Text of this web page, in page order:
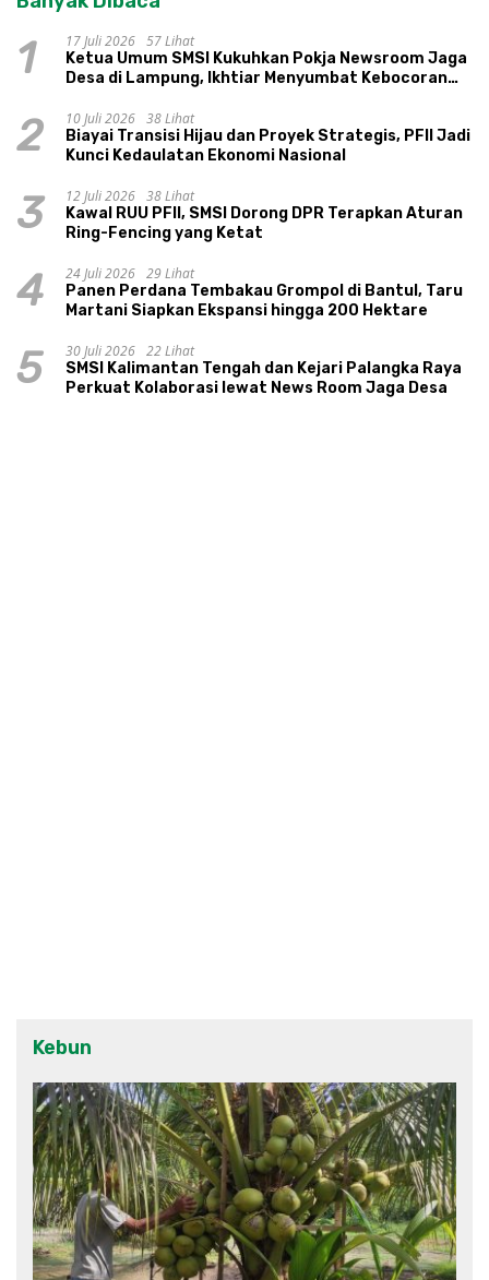
1 17 Juli 2026 57 Lihat
Ketua Umum SMSI Kukuhkan Pokja Newsroom Jaga
Desa di Lampung, Ikhtiar Menyumbat Kebocoran
2 10 Juli 2026 38 Lihat
Biayai Transisi Hijau dan Proyek Strategis, PFII Jadi
Kunci Kedaulatan Ekonomi Nasional
3 12 Juli 2026 38 Lihat
Kawal RUU PFII, SMSI Dorong DPR Terapkan Aturan
Ring-Fencing yang Ketat
4 24 Juli 2026 29 Lihat
Panen Perdana Tembakau Grompol di Bantul, Taru
Martani Siapkan Ekspansi hingga 200 Hektare
5 30 Juli 2026 22 Lihat
SMSI Kalimantan Tengah dan Kejari Palangka Raya
Perkuat Kolaborasi lewat News Room Jaga Desa
Kebun